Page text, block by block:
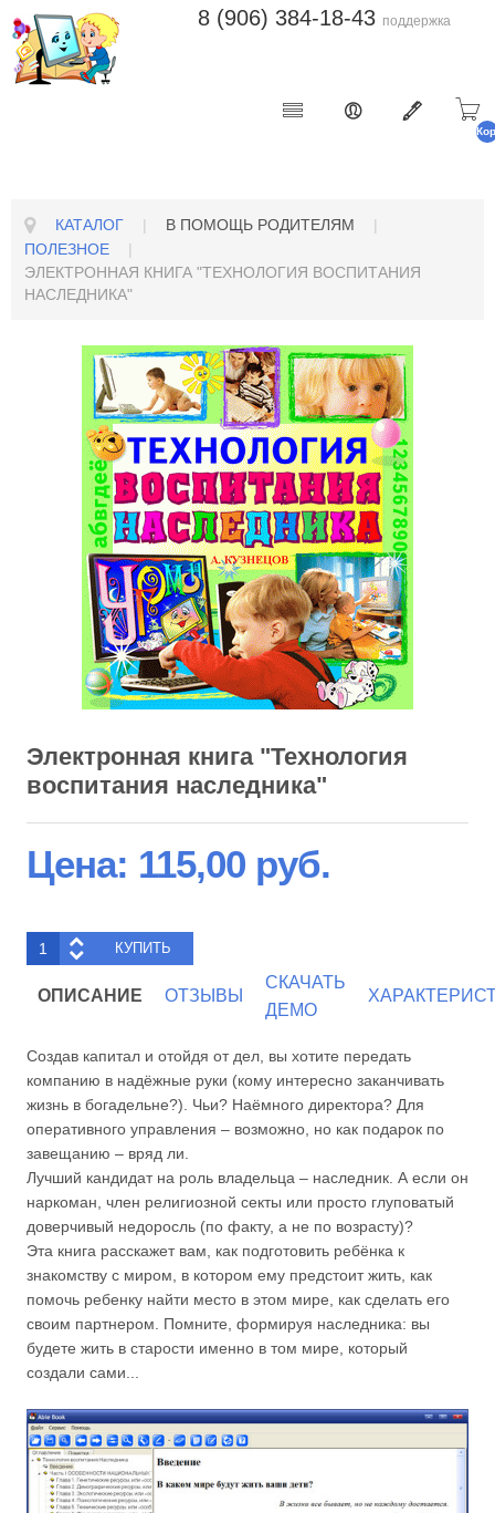
8 (906) 384-18-43 поддержка
КАТАЛОГ | В ПОМОЩЬ РОДИТЕЛЯМ
|
ПОЛЕЗНОЕ
|
ЭЛЕКТРОННАЯ КНИГА "ТЕХНОЛОГИЯ ВОСПИТАНИЯ
НАСЛЕДНИКА"
Электронная книга "Технология
воспитания наследника"
Цена: 115,00 руб.
ОПИСАНИЕ ОТЗЫВЫ
СКАЧАТЬ
ДЕМО
Создав капитал и отойдя от дел, вы хотите передать
компанию в надёжные руки (кому интересно заканчивать
жизнь в богадельне?). Чьи? Наёмного директора? Для
оперативного управления – возможно, но как подарок по
завещанию – вряд ли.
Лучший кандидат на роль владельца – наследник. А если он
наркоман, член религиозной секты или просто глуповатый
доверчивый недоросль (по факту, а не по возрасту)?
Эта книга расскажет вам, как подготовить ребёнка к
знакомству с миром, в котором ему предстоит жить, как
помочь ребенку найти место в этом мире, как сделать его
своим партнером. Помните, формируя наследника: вы
будете жить в старости именно в том мире, который
создали сами...